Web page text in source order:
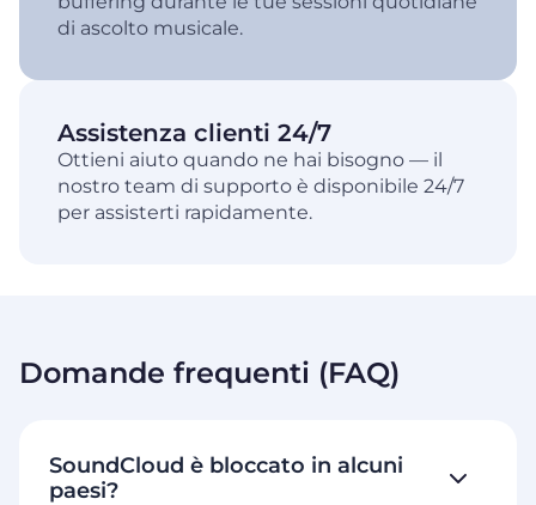
di ascolto musicale.
Assistenza clienti 24/7
Ottieni aiuto quando ne hai bisogno — il
nostro team di supporto è disponibile 24/7
per assisterti rapidamente.
Domande frequenti (FAQ)
SoundCloud è bloccato in alcuni
paesi?